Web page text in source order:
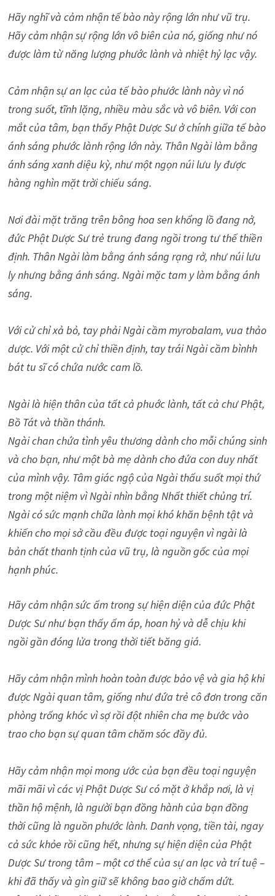
Hãy nghĩ và cảm nhận tế bào này rộng lớn như vũ trụ.
Hãy cảm nhận sự rộng lớn vô biên của nó, giống như nó
được làm từ năng lượng phước lành và nhiệt hỷ lạc vậy.
Cảm nhận sự an lạc của tế bào phước lành này vì nó
trong suốt, tĩnh lặng, nhiều màu sắc và vô biên. Với con
mắt của tâm, bạn thấy Phật Dược Sư ở chính giữa tế bào
ánh sáng phước lành rộng lớn này. Thân Ngài làm bằng
ánh sáng xanh diệu kỳ, như một ngọn núi lưu ly được
hàng nghìn mặt trời chiếu sáng.
Nơi đài mặt trăng trên bông hoa sen khổng lồ đang nở,
đức Phật Dược Sư trẻ trung đang ngồi trong tư thế thiền
định. Thân Ngài làm bằng ánh sáng rạng rở, như núi lưu
ly nhưng bằng ánh sáng. Ngài mặc tam y làm bằng ánh
sáng.
Với cử chỉ xả bỏ, tay phải Ngài cầm myrobalam, vua thảo
dược. Với một cử chỉ thiền định, tay trái Ngài cầm bìnhh
bát tu sĩ có chứa nước cam lồ.
Ngài là hiện thân của tất cả phuớc lành, tất cả chư Phật,
Bồ Tát và thần thánh.
Ngài chan chứa tình yêu thương dành cho mỗi chúng sinh
và cho bạn, như một bà mẹ dành cho đứa con duy nhất
của mình vậy. Tâm giác ngộ của Ngài thấu suốt mọi thứ
trong một niệm vì Ngài nhìn bằng Nhất thiết chủng trí.
Ngài có sức mạnh chữa lành mọi khó khăn bệnh tật và
khiến cho mọi sở cầu đều được toại nguyện vì ngài là
bản chất thanh tịnh của vũ trụ, là nguồn gốc của mọi
hạnh phúc.
Hãy cảm nhận sức ấm trong sự hiện diện của đức Phật
Dược Sư như bạn thấy ấm áp, hoan hỷ và dễ chịu khi
ngồi gần đóng lửa trong thời tiết băng giá.
Hãy cảm nhận mình hoàn toàn được bảo vệ và gia hộ khi
được Ngài quan tâm, giống như đứa trẻ cô đơn trong căn
phòng trống khóc vì sợ rồi đột nhiên cha mẹ bước vào
trao cho bạn sự quan tâm chăm sóc đầy đủ.
Hãy cảm nhận mọi mong ước của bạn đều toại nguyện
mãi mãi vì các vị Phật Dược Sư có mặt ở khắp nơi, là vị
thần hộ mệnh, là người bạn đồng hành của bạn đồng
thời cũng là nguồn phước lành. Danh vọng, tiền tài, ngay
cả sức khỏe rồi cũng hết, nhưng sự hiện diện của Phật
Dược Sư trong tâm – một cơ thể của sự an lạc và trí tuệ –
khi đã thấy và gìn giữ sẽ không bao giờ chấm dứt.